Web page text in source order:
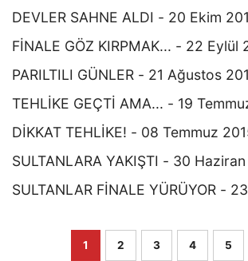
DEVLER SAHNE ALDI - 20 Ekim
FİNALE GÖZ KIRPMAK... - 22 Eylül
PARILTILI GÜNLER - 21 Ağustos
TEHLİKE GEÇTİ AMA... - 19
DİKKAT TEHLİKE! - 08 Temmuz
SULTANLARA YAKIŞTI - 30
SULTANLAR FİNALE YÜRÜYOR -
1 2 3 4 5